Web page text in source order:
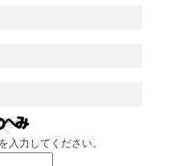
入力してください。